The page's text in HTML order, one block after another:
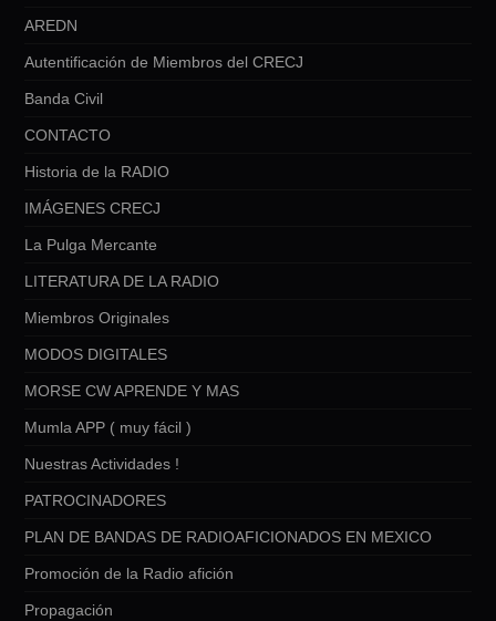
AREDN
Autentificación de Miembros del CRECJ
Banda Civil
CONTACTO
Historia de la RADIO
IMÁGENES CRECJ
La Pulga Mercante
LITERATURA DE LA RADIO
Miembros Originales
MODOS DIGITALES
MORSE CW APRENDE Y MAS
Mumla APP ( muy fácil )
Nuestras Actividades !
PATROCINADORES
PLAN DE BANDAS DE RADIOAFICIONADOS EN MEXICO
Promoción de la Radio afición
Propagación